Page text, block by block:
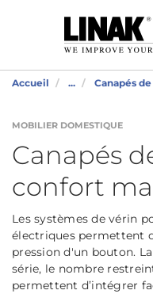
Accueil ... Canapés
MOBILIER DOMESTIQUE
Canapés
confort
Les systèmes de vérin
électriques permettent
pression d'un bouton.
série, le nombre
permettent d’intégrer